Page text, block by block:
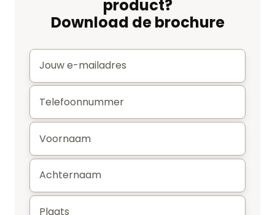
product?
Download de brochure
E-
mail*
Telefoonnummer
Voornaam
Achternaam
Plaats